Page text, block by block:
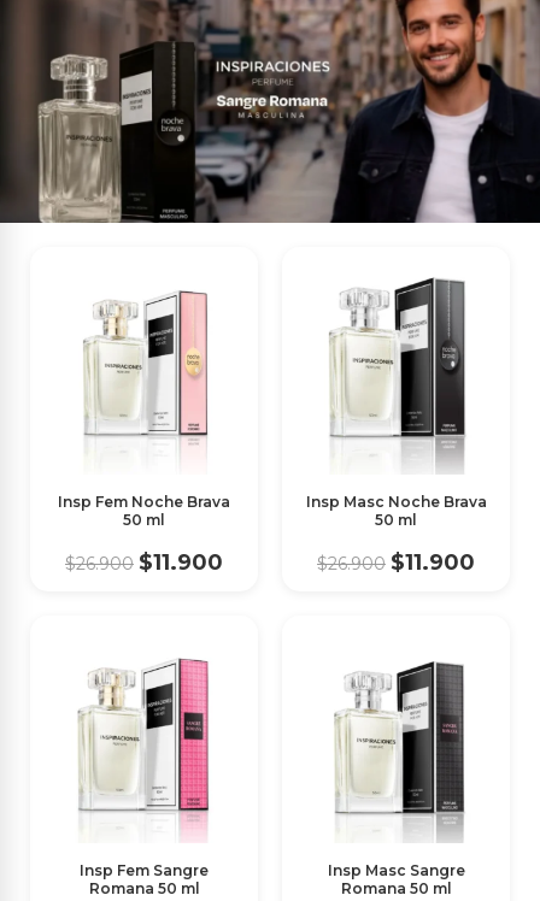
Insp Fem Noche Brava
50 ml
$26.900 $11.900
Insp Masc Noche Brava
50 ml
$26.900 $11.900
Insp Fem Sangre
Romana 50 ml
Insp Masc Sangre
Romana 50 ml